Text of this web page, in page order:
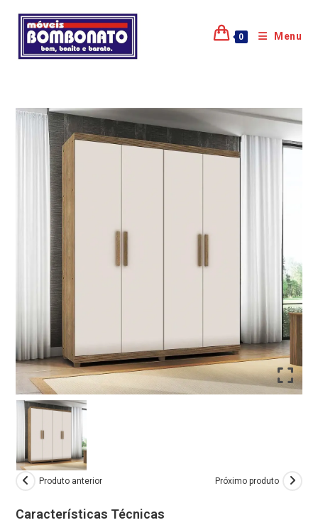
0 Menu
Produto anterior Próximo produto
Características Técnicas